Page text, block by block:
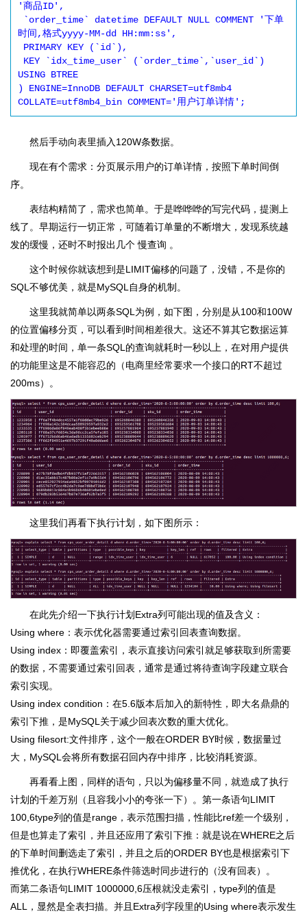
'商品ID',
时间,格式yyyy-MM-dd HH:mm:ss',
USING BTREE
) ENGINE=InnoDB DEFAULT CHARSET=utf8mb4
COLLATE=utf8mb4_bin COMMENT='用户订单详情';
然后手动向表里插入120W条数据。
现在有个需求：分页展示用户的订单详情，按照下单时间倒
序。
表结构精简了，需求也简单。于是哗哗哗的写完代码，提测上
线了。早期运行一切正常，可随着订单量的不断增大，发现系统越
发的缓慢，还时不时报出几个 慢查询 。
这个时候你就该想到是LIMIT偏移的问题了，没错，不是你的
SQL不够优美，就是MySQL自身的机制。
这里我就简单以两条SQL为例，如下图，分别是从100和100W
的位置偏移分页，可以看到时间相差很大。这还不算其它数据运算
和处理的时间，单一条SQL的查询就耗时一秒以上，在对用户提供
的功能里这是不能容忍的（电商里经常要求一个接口的RT不超过
200ms）。
这里我们再看下执行计划，如下图所示：
在此先介绍一下执行计划Extra列可能出现的值及含义：
Using where：表示优化器需要通过索引回表查询数据。
Using index：即覆盖索引，表示直接访问索引就足够获取到所需要
的数据，不需要通过索引回表，通常是通过将待查询字段建立联合
索引实现。
Using index condition：在5.6版本后加入的新特性，即大名鼎鼎的
索引下推，是MySQL关于减少回表次数的重大优化。
Using filesort:文件排序，这个一般在ORDER BY时候，数据量过
大，MySQL会将所有数据召回内存中排序，比较消耗资源。
再看看上图，同样的语句，只以为偏移量不同，就造成了执行
计划的千差万别（且容我小小的夸张一下）。第一条语句LIMIT
100,6type列的值是range，表示范围扫描，性能比ref差一个级别，
但是也算走了索引，并且还应用了索引下推：就是说在WHERE之后
的下单时间删选走了索引，并且之后的ORDER BY也是根据索引下
推优化，在执行WHERE条件筛选时同步进行的（没有回表）。
而第二条语句LIMIT 1000000,6压根就没走索引，type列的值是
ALL，显然是全表扫描。并且Extra列字段里的Using where表示发生